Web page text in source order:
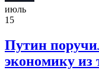
июль
15
Путин
экономику из